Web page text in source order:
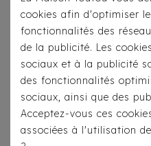
cookies afin d'optimiser
fonctionnalités des
de la publicité. Les
sociaux et à la publicité
des fonctionnalités
sociaux, ainsi que des
Acceptez-vous ces
associées à l'utilisation